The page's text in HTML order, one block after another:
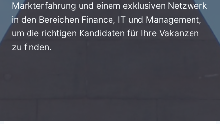
Markterfahrung und einem exklusiven Netzwerk
in den Bereichen Finance, IT und Management,
um die richtigen Kandidaten für Ihre Vakanzen
zu finden.